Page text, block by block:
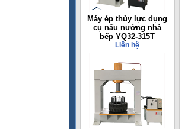
Máy ép thủy lực dụng
cụ nấu nướng nhà
bếp YQ32-315T
Liên hệ